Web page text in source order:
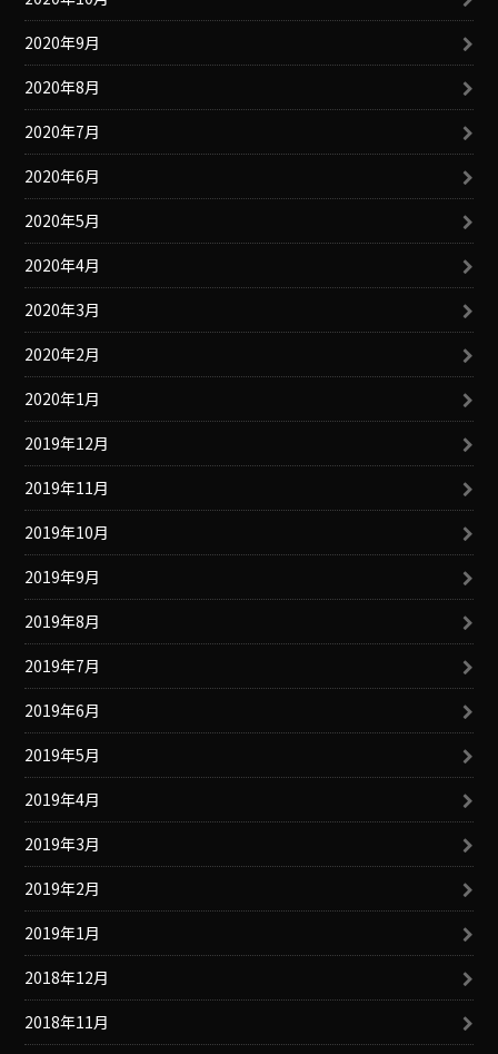
2020年9月
2020年8月
2020年7月
2020年6月
2020年5月
2020年4月
2020年3月
2020年2月
2020年1月
2019年12月
2019年11月
2019年10月
2019年9月
2019年8月
2019年7月
2019年6月
2019年5月
2019年4月
2019年3月
2019年2月
2019年1月
2018年12月
2018年11月